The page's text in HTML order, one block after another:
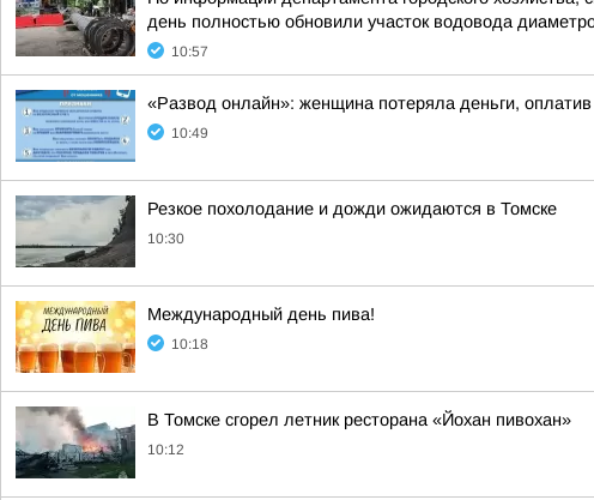
день полностью обновили участок водовода
10:57
«Развод онлайн»: женщина потеряла деньги,
10:49
Резкое похолодание и дожди ожидаются в Томске
10:30
Международный день пива!
10:18
В Томске сгорел летник ресторана «Йохан пивохан»
10:12